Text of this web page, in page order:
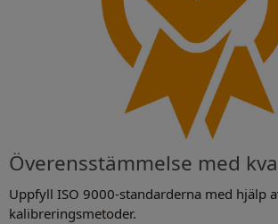
Överensstämmelse med
Uppfyll ISO 9000-standarderna med hjälp
kalibreringsmetoder.